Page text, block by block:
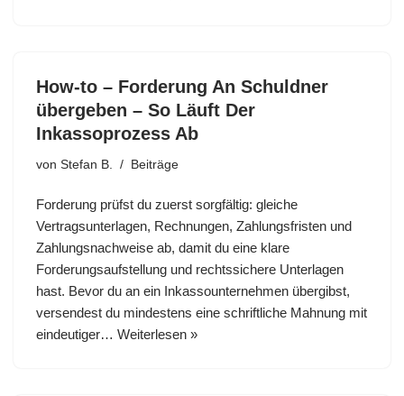
How-to – Forderung An Schuldner
übergeben – So Läuft Der
Inkassoprozess Ab
von Stefan B. Beiträge
Forderung prüfst du zuerst sorgfältig: gleiche
Vertragsunterlagen, Rechnungen, Zahlungsfristen und
Zahlungsnachweise ab, damit du eine klare
Forderungsaufstellung und rechtssichere Unterlagen
hast. Bevor du an ein Inkassounternehmen übergibst,
versendest du mindestens eine schriftliche Mahnung mit
eindeutiger… Weiterlesen »